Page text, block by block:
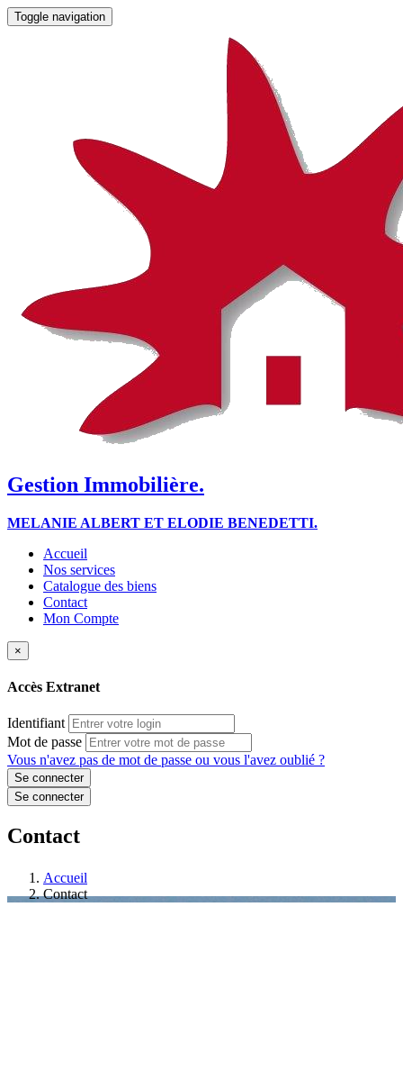
Toggle navigation
Gestion Immobilière.
MELANIE ALBERT ET ELODIE BENEDETTI.
Accueil
Nos services
Catalogue des biens
Contact
Mon Compte
×
Accès Extranet
Identifiant
Mot de passe
Vous n'avez pas de mot de passe ou vous l'avez oublié ?
Contact
Accueil
Contact